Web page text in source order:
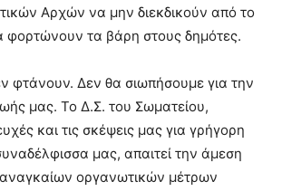
Αρχών να μην διεκδικούν από το
φορτώνουν τα βάρη στους δημότες.
φτάνουν. Δεν θα σιωπήσουμε για την
μας. Το Δ.Σ. του Σωματείου,
και τις σκέψεις μας για γρήγορη
μας, απαιτεί την άμεση
οργανωτικών μέτρων